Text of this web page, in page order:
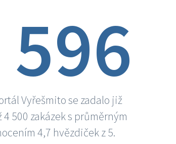
Vyřešmito se zadalo již
4 500 zakázek s průměrným
4,7 hvězdiček z 5.